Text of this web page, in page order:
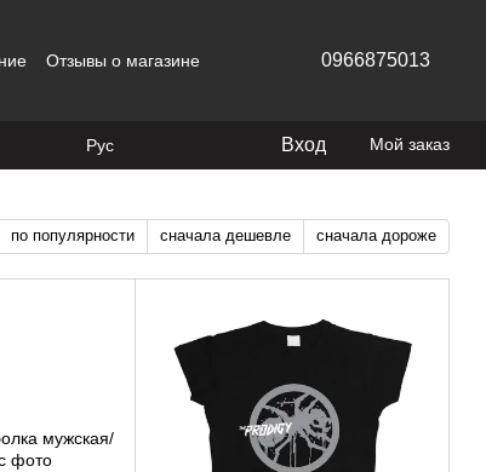
Отзывы о магазине
0966875013
Рус Вход Мой заказ
по популярности сначала дешевле сначала дороже